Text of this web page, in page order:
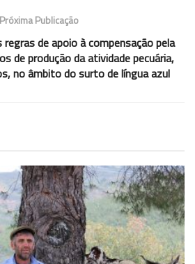
Próxima Publicação
de apoio à compensação pela
de produção da atividade pecuária,
no âmbito do surto de língua azul